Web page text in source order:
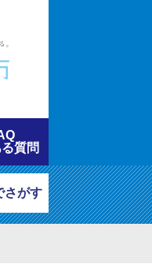
質問
さがす